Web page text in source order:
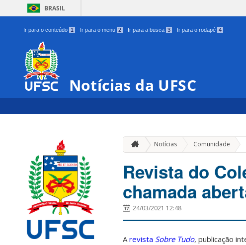
BRASIL
Ir para o conteúdo 1 Ir para o menu 2 Ir para a busca 3 Ir para o rodapé 4
Notícias da UFSC
Notícias Comunidade »
Revista do
chamada
24/03/2021 12:48
Arevista Sobre Tudo, publicação